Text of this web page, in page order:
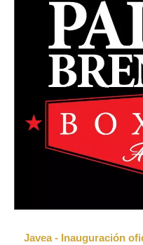
Javea - Inauguración